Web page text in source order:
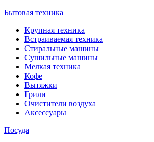
Бытовая техника
Крупная техника
Встраиваемая техника
Стиральные машины
Сушильные машины
Мелкая техника
Кофе
Вытяжки
Грили
Очистители воздуха
Аксессуары
Посуда